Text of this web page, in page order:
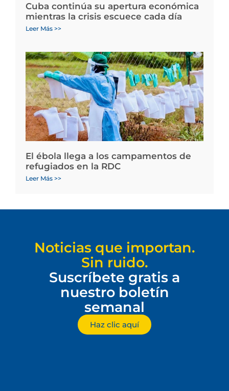
Cuba continúa su apertura económica
mientras la crisis escuece cada día
Leer Más >>
El ébola llega a los campamentos de
refugiados en la RDC
Leer Más >>
Noticias que importan.
Sin ruido.
Suscríbete gratis a
nuestro boletín
semanal
Haz clic aquí